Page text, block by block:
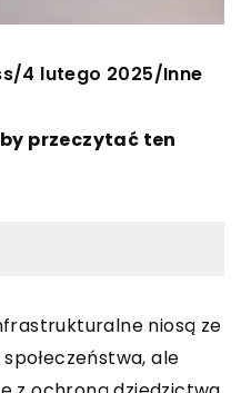
/4 lutego 2025/Inne
przeczytać ten
niosą ze
ale